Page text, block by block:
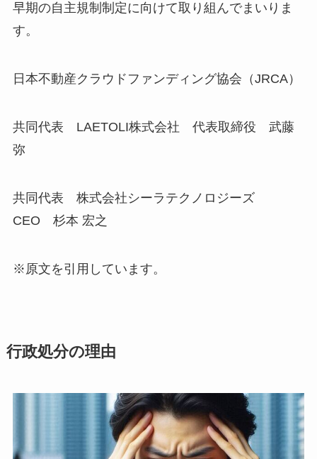
早期の自主規制制定に向けて取り組んでまいりま
す。
日本不動産クラウドファンディング協会（JRCA）
共同代表 LAETOLI株式会社 代表取締役 武藤
弥
共同代表 株式会社シーラテクノロジーズ
CEO 杉本 宏之
※原文を引用しています。
行政処分の理由